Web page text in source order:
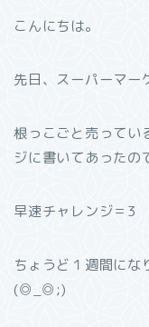
こんにちは。
先日、スーパーマー
根っこごと売ってい
ジに書いてあったの
早速チャレンジ＝3
ちょうど１週間にな
(◎_◎;)